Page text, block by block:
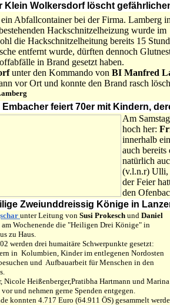
Klein Wolkersdorf löscht
Abfallcontainer bei der Firma. Lamberg
Hackschnitzelheizung wurde im
die Hackschnitzelheitung bereits 15
entfernt wurde, dürften dennoch
in Brand gesetzt haben.
unter den Kommando von BI Manfred
vor Ort und konnte den Brand rasch
Embacher feiert 70er mit Kindern,
Am
hoch her:
innerhalb
auch
natürlich
(v.l.n.r) Ulli,
der Feier
den
Zweiunddreissig Könige in
unter Leitung von Susi Prokesch und Daniel
Wochenende die "Heiligen Drei Könige" in
zu Haus.
werden drei humaitäre Schwerpunkte gesetzt:
in Kolumbien, Kinder im entlegenen Nordosten
und Aufbauarbeit für Menschen in den
Nicole Heißenberger,Pratibha Hartmann und Marina
und nehmen gerne Spenden entgegen.
konnten 4.717 Euro (64.911 ÖS) gesammelt